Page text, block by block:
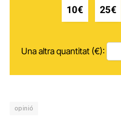
10€ 25€
Una altra quantitat (€):
opinió